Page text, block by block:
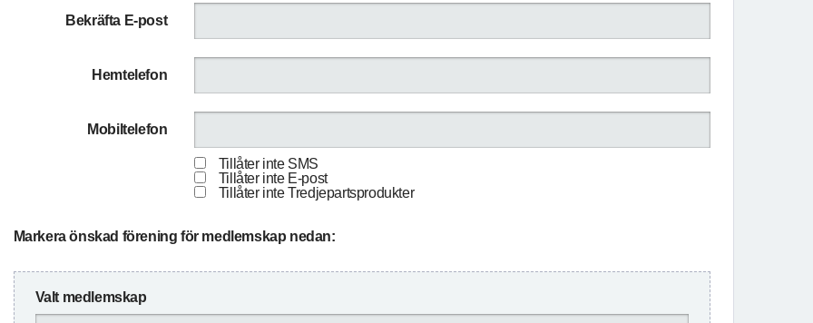
Bekräfta E-post
Hemtelefon
Mobiltelefon
Tillåter inte SMS
Tillåter inte E-post
Tillåter inte Tredjepartsprodukter
Markera önskad förening för medlemskap nedan:
Valt medlemskap